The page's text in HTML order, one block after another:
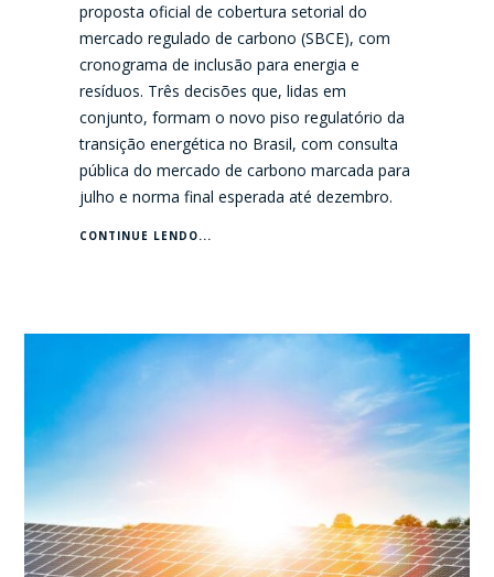
proposta oficial de cobertura setorial do
mercado regulado de carbono (SBCE), com
cronograma de inclusão para energia e
resíduos. Três decisões que, lidas em
conjunto, formam o novo piso regulatório da
transição energética no Brasil, com consulta
pública do mercado de carbono marcada para
julho e norma final esperada até dezembro.
CONTINUE LENDO...